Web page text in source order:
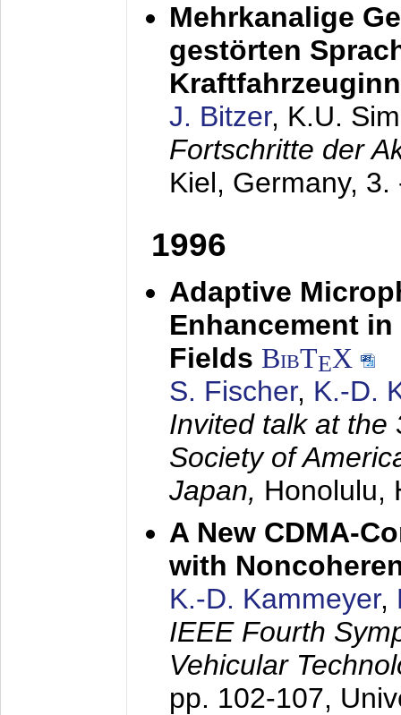
Mehrkanalige
gestörten
J. Bitzer, K.U.
Fortschritte der
Kiel, Germany, 3.
1996
Adaptive
Enhancement
Fields BibTEX
S. Fischer, K.-D.
Invited talk at the
Society of
Japan, Honolulu,
A New CDMA-
with
K.-D. Kammeyer,
IEEE Fourth
Vehicular
pp. 102-107,